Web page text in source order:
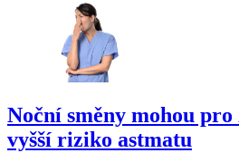
Noční směny mohou pro
vyšší riziko astmatu